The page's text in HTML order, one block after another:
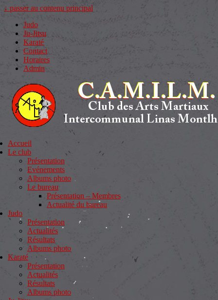
↓ passer au contenu principal
Judo
Ju-Jitsu
Karaté
Contact
Horaires
Admin
Accueil
Le club
Présentation
Evénements
Albums photo
Le bureau
Présentation – Membres
Actualité du bureau
Judo
Présentation
Actualités
Résultats
Albums photo
Karaté
Présentation
Actualités
Résultats
Albums photo